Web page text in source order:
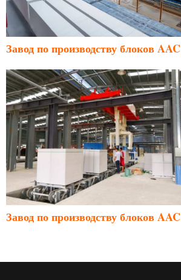
Завод по производству блоков AAC
Завод по производству блоков AAC